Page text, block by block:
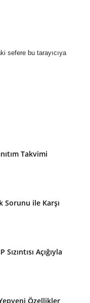
sefere bu tarayıcıya
Takvimi
Sorunu ile Karşı
Açığıyla
Özellikler